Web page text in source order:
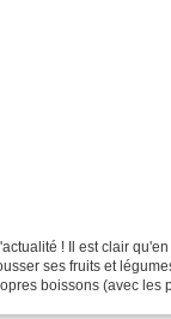
! Il est clair
ses fruits et
boissons (avec les